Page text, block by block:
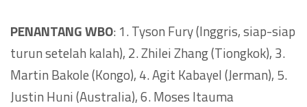
PENANTANG WBO: 1. Tyson Fury (Inggris, siap-siap
turun setelah kalah), 2. Zhilei Zhang (Tiongkok), 3.
Martin Bakole (Kongo), 4. Agit Kabayel (Jerman), 5.
Justin Huni (Australia), 6. Moses Itauma